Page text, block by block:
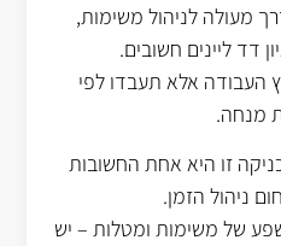
מעולה לניהול משימות,
דד ליינים חשובים.
העבודה אלא תעבדו לפי
מנחה.
זו היא אחת החשובות
ניהול הזמן.
שפע של משימות ומטלות – יש